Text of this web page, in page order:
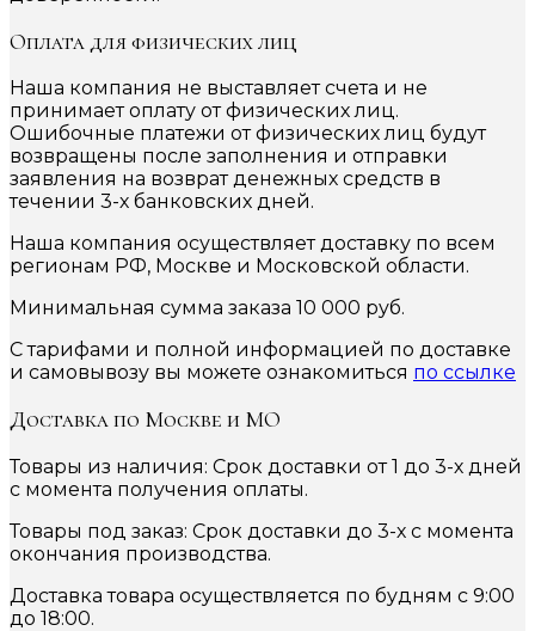
Оплата для физических лиц
Наша компания не выставляет счета и не
принимает оплату от физических лиц.
Ошибочные платежи от физических лиц будут
возвращены после заполнения и отправки
заявления на возврат денежных средств в
течении 3-х банковских дней.
Наша компания осуществляет доставку по всем
регионам РФ, Москве и Московской области.
Минимальная сумма заказа 10 000 руб.
С тарифами и полной информацией по доставке
и самовывозу вы можете ознакомиться по ссылке
Доставка по Москве и МО
Товары из наличия: Срок доставки от 1 до 3-х дней
с момента получения оплаты.
Товары под заказ: Срок доставки до 3-х с момента
окончания производства.
Доставка товара осуществляется по будням с 9:00
до 18:00.